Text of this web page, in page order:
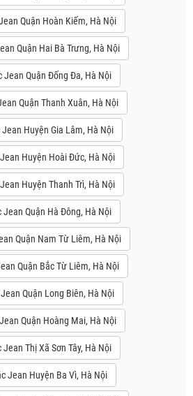
Quận Hoàn Kiếm, Hà Nội
Quận Hai Bà Trưng, Hà Nội
Jean Quận Đống Đa, Hà Nội
Quận Thanh Xuân, Hà Nội
Huyện Gia Lâm, Hà Nội
Huyện Hoài Đức, Hà Nội
Huyện Thanh Trì, Hà Nội
Jean Quận Hà Đông, Hà Nội
Quận Nam Từ Liêm, Hà Nội
Quận Bắc Từ Liêm, Hà Nội
Quận Long Biên, Hà Nội
Quận Hoàng Mai, Hà Nội
Jean Thị Xã Sơn Tây, Hà Nội
Jean Huyện Ba Vì, Hà Nội